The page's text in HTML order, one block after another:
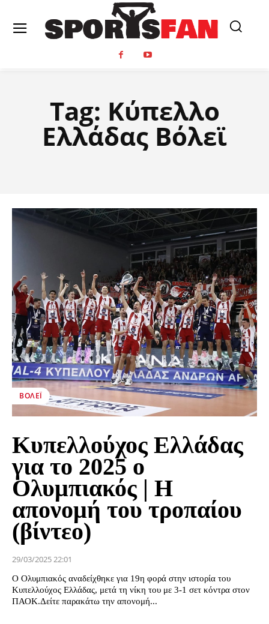
Tag: Κύπελλο
Ελλάδας Βόλεϊ
ΒΌΛΕΪ
Κυπελλούχος Ελλάδας
για το 2025 ο
Ολυμπιακός | Η
απονομή του τροπαίου
(βίντεο)
29/03/2025 22:01
Ο Ολυμπιακός αναδείχθηκε για 19η φορά στην ιστορία του
Κυπελλούχος Ελλάδας, μετά τη νίκη του με 3-1 σετ κόντρα στον
ΠΑΟΚ.Δείτε παρακάτω την απονομή...